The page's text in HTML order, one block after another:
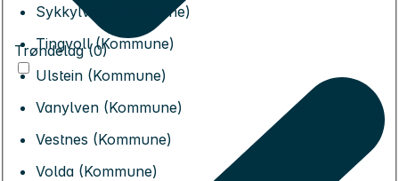
Sykkylven (Kommune)
Tingvoll (Kommune)
Ulstein (Kommune)
Vanylven (Kommune)
Vestnes (Kommune)
Volda (Kommune)
Trøndelag (0)